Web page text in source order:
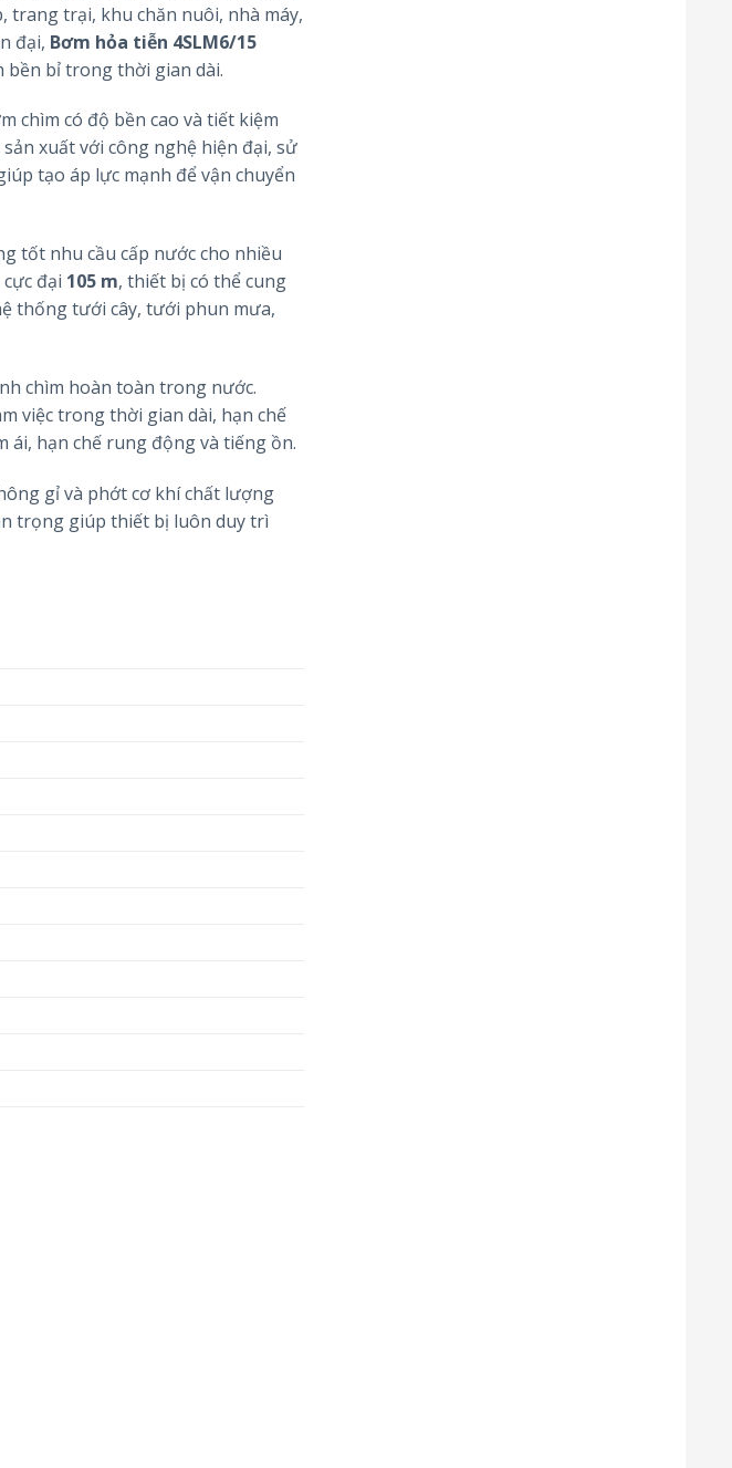
trang trại, khu chăn nuôi, nhà máy,
đại, Bơm hỏa tiễn 4SLM6/15
bền bỉ trong thời gian dài.
chìm có độ bền cao và tiết kiệm
xuất với công nghệ hiện đại, sử
tạo áp lực mạnh để vận chuyển
tốt nhu cầu cấp nước cho nhiều
đại 105 m, thiết bị có thể cung
thống tưới cây, tưới phun mưa,
chìm hoàn toàn trong nước.
việc trong thời gian dài, hạn chế
hạn chế rung động và tiếng ồn.
gỉ và phớt cơ khí chất lượng
trọng giúp thiết bị luôn duy trì